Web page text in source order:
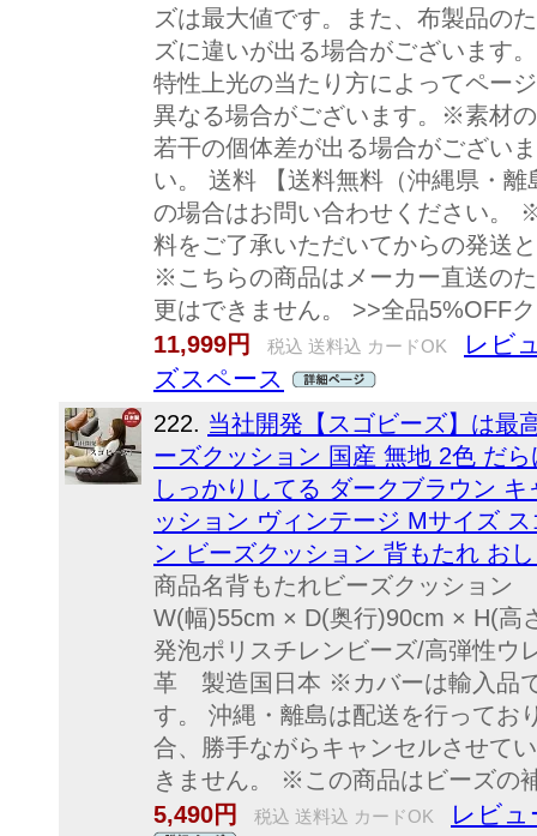
ズは最大値です。また、布製品の
ズに違いが出る場合がございます
特性上光の当たり方によってペー
異なる場合がございます。※素材
若干の個体差が出る場合がござい
い。 送料 【送料無料（沖縄県・
の場合はお問い合わせください。
料をご了承いただいてからの発送
※こちらの商品はメーカー直送の
更はできません。 >>全品5%OFF
11,999円
税込 送料込 カードOK
レビ
ズスペース
222. 当社開発【スゴビーズ】は最
ーズクッション 国産 無地 2色 だ
しっかりしてる ダークブラウン
ッション ヴィンテージ Mサイズ
ン ビーズクッション 背もたれ お
商品名背もたれビーズクッション
W(幅)55cm × D(奥行)90cm × H(高
発泡ポリスチレンビーズ/高弾性ウ
革 製造国日本 ※カバーは輸入品
す。 沖縄・離島は配送を行ってお
合、勝手ながらキャンセルさせて
きません。 ※この商品はビーズの
5,490円
税込 送料込 カードOK レビュ